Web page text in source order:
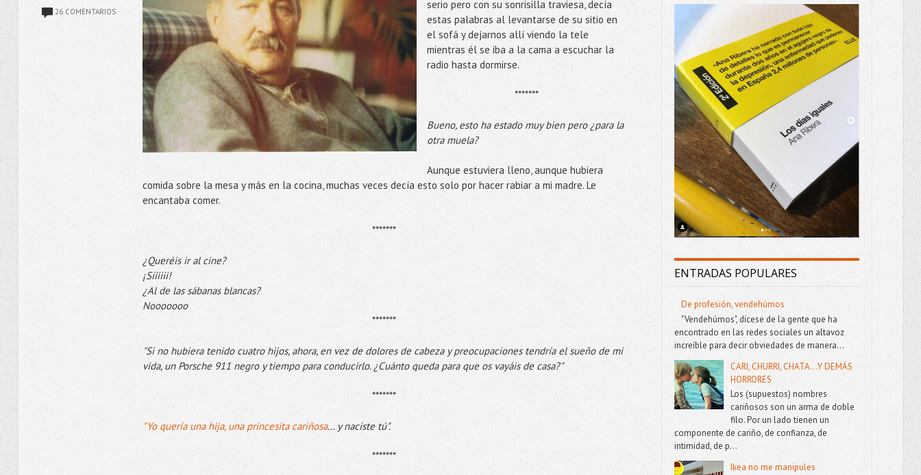
26 COMENTARIOS
serio pero con su sonrisilla traviesa, decía
estas palabras al levantarse de su sitio en
el sofá y dejarnos allí viendo la tele
mientras él se iba a la cama a escuchar la
radio hasta dormirse.
*******
Bueno, esto ha estado muy bien pero ¿para la
otra muela?
Aunque estuviera lleno, aunque hubiera
comida sobre la mesa y más en la cocina, muchas veces decía esto solo por hacer rabiar a mi madre. Le
encantaba comer.
*******
¿Queréis ir al cine?
¡Síiiiii!
¿Al de las sábanas blancas?
Nooooooo
*******
"Si no hubiera tenido cuatro hijos, ahora, en vez de dolores de cabeza y preocupaciones tendría el sueño de mi
vida, un Porsche 911 negro y tiempo para conducirlo. ¿Cuánto queda para que os vayáis de casa?"
*******
"Yo quería una hija, una princesita cariñosa... y naciste tú".
*******
ENTRADAS POPULARES
De profesión, vendehúmos
"Vendehúmos", dícese de la gente que ha
encontrado en las redes sociales un altavoz
increíble para decir obviedades de manera...
CARI, CHURRI, CHATA...Y DEMÁS
HORRORES
Los (supuestos) nombres
cariñosos son un arma de doble
filo. Por un lado tienen un
componente de cariño, de confianza, de
intimidad, de p...
Ikea no me manipules